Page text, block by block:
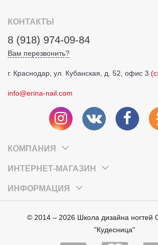
КОНТАКТЫ
8 (918) 974-09-84
Вам перезвонить?
г. Краснодар, ул. Кубанская, д. 52, офис 3
info@erina-nail.com
КОМПАНИЯ
ИНТЕРНЕТ-МАГАЗИН
ИНФОРМАЦИЯ
© 2014 – 2026 Школа дизайна ногтей
"Кудесница"